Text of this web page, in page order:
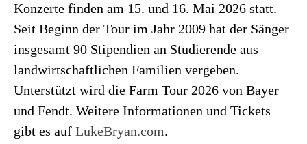
Konzerte finden am 15. und 16. Mai 2026 statt.
Seit Beginn der Tour im Jahr 2009 hat der Sänger
insgesamt 90 Stipendien an Studierende aus
landwirtschaftlichen Familien vergeben.
Unterstützt wird die Farm Tour 2026 von Bayer
und Fendt. Weitere Informationen und Tickets
gibt es auf LukeBryan.com.